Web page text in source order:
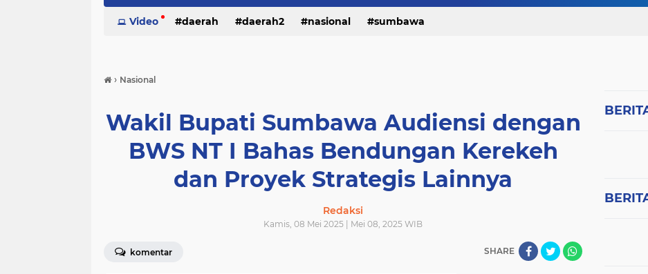
Video daerah daerah2 nasional sumbawa
› Nasional
Wakil Bupati Sumbawa Audiensi dengan
BWS NT I Bahas Bendungan Kerekeh
dan Proyek Strategis Lainnya
Redaksi
Kamis, 08 Mei 2025 | Mei 08, 2025 WIB
komentar SHARE